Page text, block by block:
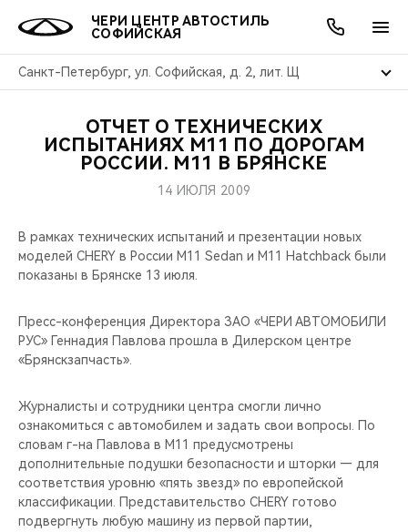
ЧЕРИ ЦЕНТР АВТОСТИЛЬ
СОФИЙСКАЯ
Санкт-Петербург, ул. Софийская, д. 2, лит. Щ
МОДЕЛИ
КРОССОВЕРЫ
НОВИНКИ
ПОКУПАТЕЛЯМ
ВЛАДЕЛЬЦАМ
ПОДДЕРЖКА
CHERY CONNECT
МИР CHERY
CHERY В СОЦСЕТЯХ
ЛЮДИ CHERY
БЛАГОТВОРИТЕЛЬНОСТЬ
CHERY REMOTE
НАШИ МЕРОПРИЯТИЯ
АКЦИИ
ОНЛАЙН СЕРВИСЫ
О КОМПАНИИ
ОТЧЕТ О ТЕХНИЧЕСКИХ
ИСПЫТАНИЯХ М11 ПО ДОРОГАМ
РОССИИ. M11 В БРЯНСКЕ
14 ИЮЛЯ 2009
В рамках технических испытаний и презентации новых
моделей CHERY в России M11 Sedan и M11 Hatchback были
показаны в Брянске 13 июля.
Пресс-конференция Директора ЗАО «ЧЕРИ АВТОМОБИЛИ
РУС» Геннадия Павлова прошла в Дилерском центре
«Брянскзапчасть».
Журналисты и сотрудники центра смогли лично
ознакомиться с автомобилем и задать свои вопросы. По
словам г-на Павлова в М11 предусмотрены
дополнительные подушки безопасности и шторки — для
соответствия уровню «пять звезд» по европейской
классификации. Представительство CHERY готово
подвергнуть любую машину из первой партии,